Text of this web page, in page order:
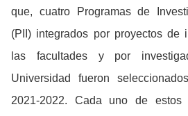
que, cuatro Programas de
(PII) integrados por proyectos de
las facultades y por
Universidad fueron
2021-2022. Cada uno de estos